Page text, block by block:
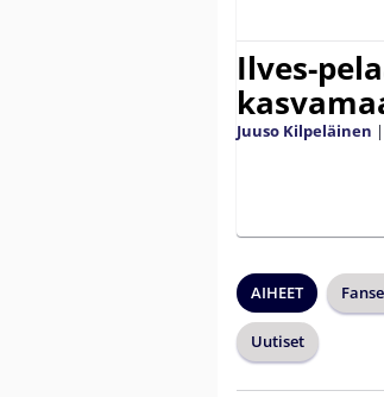
Ilves-
Juuso Kilpeläinen |
AIHEET
Uutiset